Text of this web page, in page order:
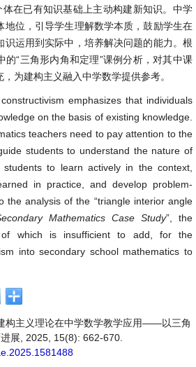
在已有知识基础上主动构建新知识。中学
地位，引导学生理解数学本质，鼓励学生在
识运用到实际中，培养解决问题的能力。根
的“三角形内角和定理”课例分析，对其中课
为建构主义融入中学数学提供参考。
emphasizes that individuals
on the basis of existing knowledge.
teachers need to pay attention to the
students to understand the nature of
students to learn actively in the context,
in practice, and develop problem-
the analysis of the “triangle interior angle
Mathematics Case Study”, the
of which is insufficient to add, for the
into secondary school mathematics to
构主义理论在中学数学教学应用——以三角
展, 2025, 15(8): 662-670.